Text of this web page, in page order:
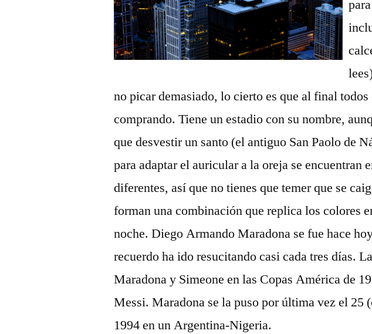
no picar demasiado, lo cierto es que al final todos
comprando. Tiene un estadio con su nombre,
que desvestir un santo (el antiguo San Paolo de
para adaptar el auricular a la oreja se encuentran
diferentes, así que no tienes que temer que se
forman una combinación que replica los colores
noche. Diego Armando Maradona se fue hace
recuerdo ha ido resucitando casi cada tres días.
Maradona y Simeone en las Copas América de
Messi. Maradona se la puso por última vez el 25
1994 en un Argentina-Nigeria.